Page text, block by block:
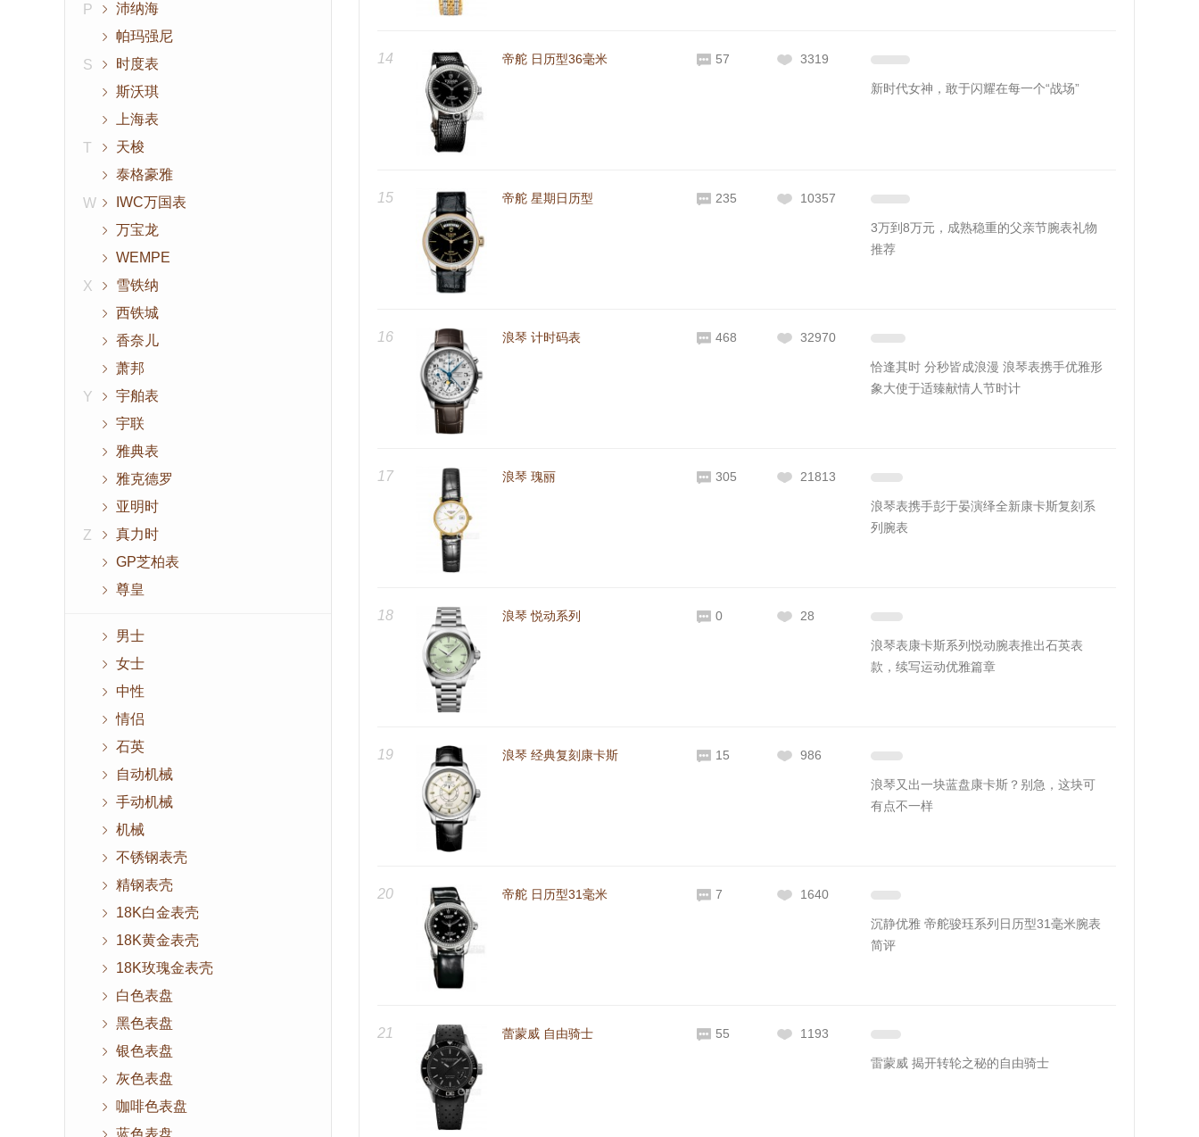
P
沛纳海
帕玛强尼
S
时度表
斯沃琪
上海表
T
天梭
泰格豪雅
W
IWC万国表
万宝龙
WEMPE
X
雪铁纳
西铁城
香奈儿
萧邦
Y
宇舶表
宇联
雅典表
雅克德罗
亚明时
Z
真力时
GP芝柏表
尊皇
男士
女士
中性
情侣
石英
自动机械
手动机械
机械
不锈钢表壳
精钢表壳
18K白金表壳
18K黄金表壳
18K玫瑰金表壳
白色表盘
黑色表盘
银色表盘
灰色表盘
咖啡色表盘
蓝色表盘
14 帝舵 日历型36毫米 57 3319
新时代女神，敢于闪耀在每一个“战场”
15 帝舵 星期日历型 235 10357
3万到8万元，成熟稳重的父亲节腕表礼物
推荐
16 浪琴 计时码表 468 32970
恰逢其时 分秒皆成浪漫 浪琴表携手优雅形
象大使于适臻献情人节时计
17 浪琴 瑰丽 305 21813
浪琴表携手彭于晏演绎全新康卡斯复刻系
列腕表
18 浪琴 悦动系列 0 28
浪琴表康卡斯系列悦动腕表推出石英表
款，续写运动优雅篇章
19 浪琴 经典复刻康卡斯 15 986
浪琴又出一块蓝盘康卡斯？别急，这块可
有点不一样
20 帝舵 日历型31毫米 7 1640
沉静优雅 帝舵骏珏系列日历型31毫米腕表
简评
21 蕾蒙威 自由骑士 55 1193
雷蒙威 揭开转轮之秘的自由骑士